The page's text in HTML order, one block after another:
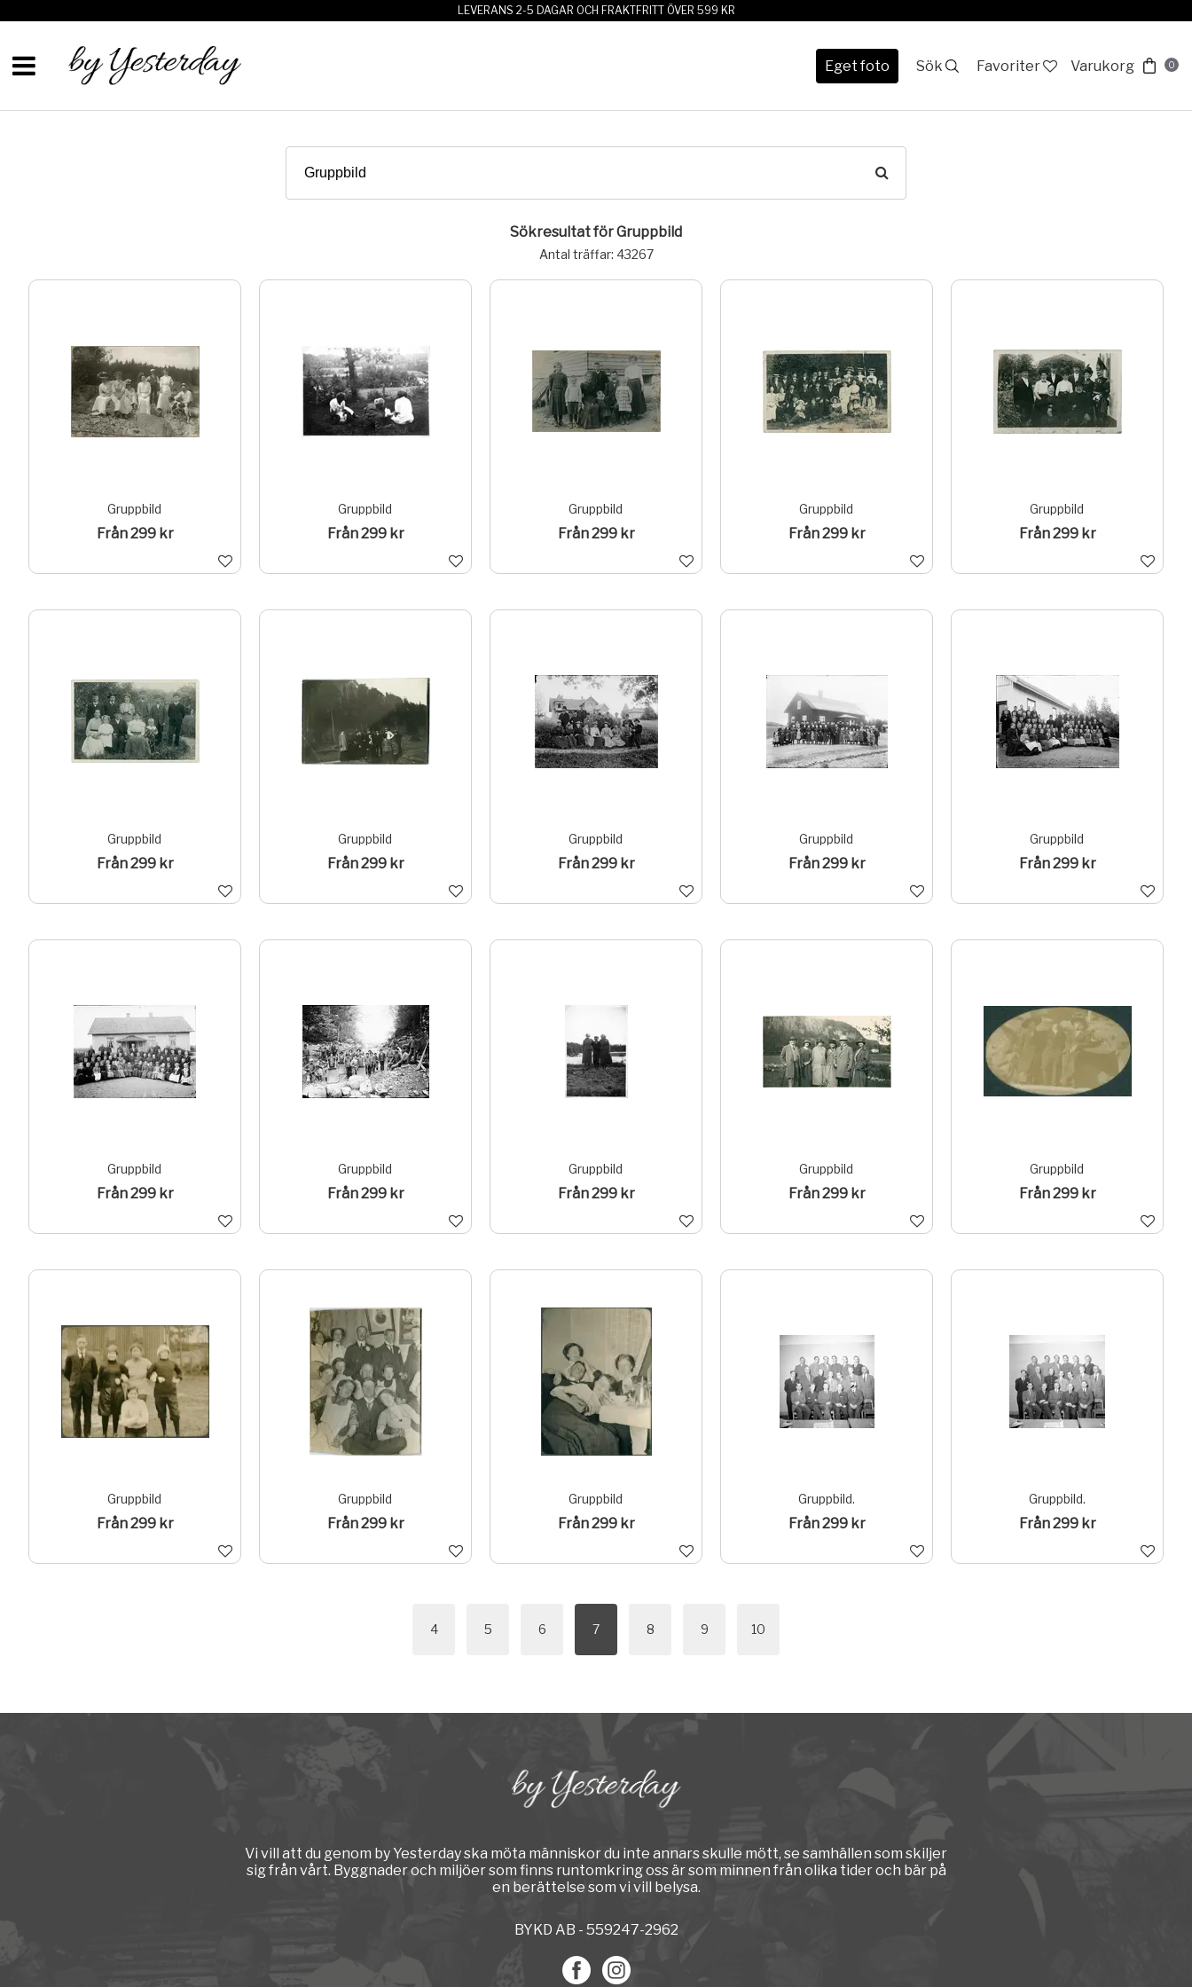
LEVERANS 2-5 DAGAR OCH FRAKTFRITT ÖVER 599 KR
Eget foto Sök Favoriter Varukorg 0
Sökresultat för Gruppbild
Antal träffar: 43267
Gruppbild
Från 299 kr
Gruppbild
Från 299 kr
Gruppbild
Från 299 kr
Gruppbild
Från 299 kr
Gruppbild
Från 299 kr
Gruppbild
Från 299 kr
Gruppbild
Från 299 kr
Gruppbild
Från 299 kr
Gruppbild
Från 299 kr
Gruppbild
Från 299 kr
Gruppbild
Från 299 kr
Gruppbild
Från 299 kr
Gruppbild
Från 299 kr
Gruppbild
Från 299 kr
Gruppbild
Från 299 kr
Gruppbild
Från 299 kr
Gruppbild
Från 299 kr
Gruppbild
Från 299 kr
Gruppbild.
Från 299 kr
Gruppbild.
Från 299 kr
4 5 6 7 8 9 10
Vi vill att du genom by Yesterday ska möta människor du inte annars skulle mött, se samhällen som skiljer
sig från vårt. Byggnader och miljöer som finns runtomkring oss är som minnen från olika tider och bär på
en berättelse som vi vill belysa.
BYKD AB - 559247-2962